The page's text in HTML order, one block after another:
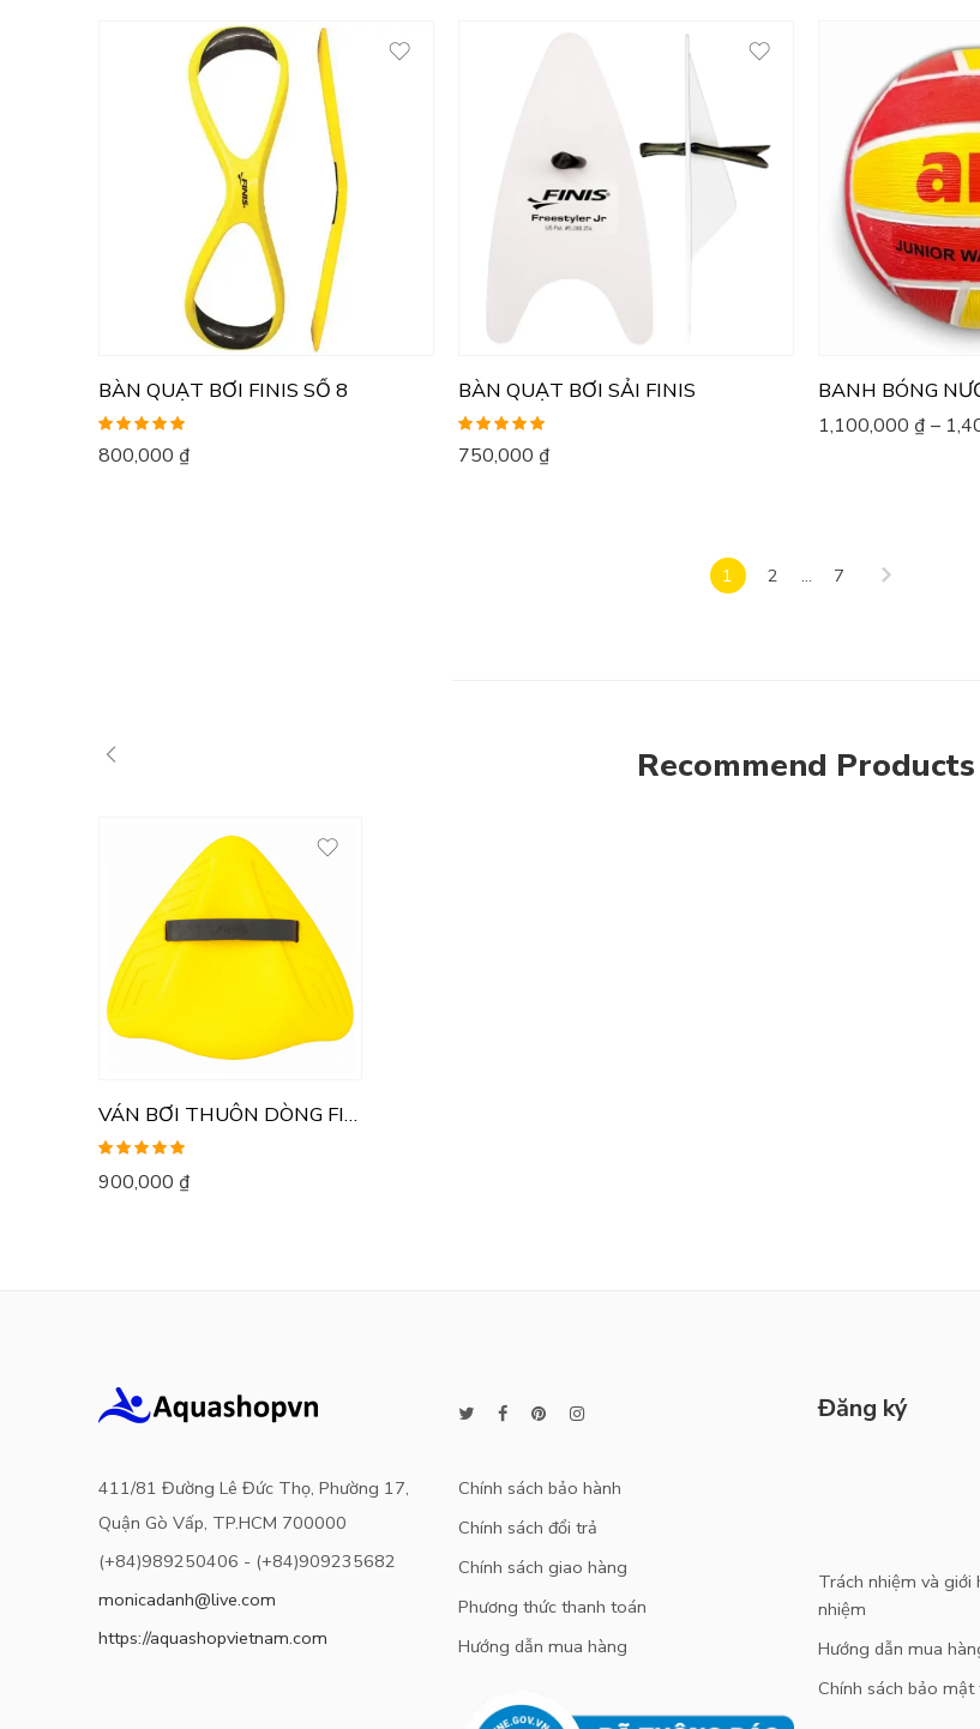
BÀN QUẠT BƠI FINIS SỐ 8
Được xếp
hạng5.00 5
800,000 ₫
BÀN QUẠT BƠI SẢI FINIS
Được xếp
hạng5.00 5
750,000 ₫
BANH BÓNG
1,100,000 ₫ –
1 2 ... 7
Recommend Products
VÁN BƠI THUÔN DÒNG FINIS
Được xếp
hạng5.005
900,000 ₫
411/81 Đường Lê Đức Thọ, Phường 17,
Quận Gò Vấp, TP.HCM 700000
(+84)989250406 - (+84)909235682
monicadanh@live.com
https://aquashopvietnam.com
Chính sách bảo hành
Chính sách đổi trả
Chính sách giao hàng
Phương thức thanh toán
Hướng dẫn mua hàng
Đăng ký
Trách nhiệm và giới
nhiệm
Hướng dẫn mua
Chính sách bảo